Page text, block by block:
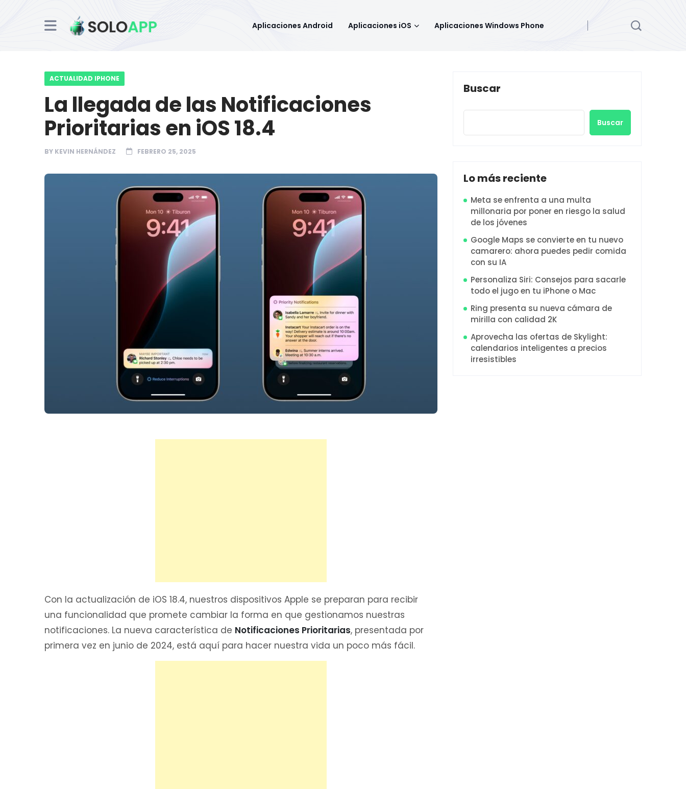
Aplicaciones Android Aplicaciones iOS Aplicaciones Windows Phone
ACTUALIDAD IPHONE
La llegada de las Notificaciones
Prioritarias en iOS 18.4
BY KEVIN HERNÁNDEZ FEBRERO 25, 2025
Con la actualización de iOS 18.4, nuestros dispositivos Apple se preparan para recibir
una funcionalidad que promete cambiar la forma en que gestionamos nuestras
notificaciones. La nueva característica de Notificaciones Prioritarias, presentada por
primera vez en junio de 2024, está aquí para hacer nuestra vida un poco más fácil.
Buscar
Buscar
Lo más reciente
Meta se enfrenta a una multa
millonaria por poner en riesgo la salud
de los jóvenes
Google Maps se convierte en tu nuevo
camarero: ahora puedes pedir comida
con su IA
Personaliza Siri: Consejos para sacarle
todo el jugo en tu iPhone o Mac
Ring presenta su nueva cámara de
mirilla con calidad 2K
Aprovecha las ofertas de Skylight:
calendarios inteligentes a precios
irresistibles